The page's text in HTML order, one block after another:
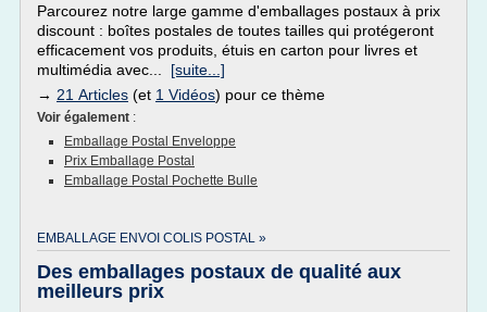
Parcourez notre large gamme d'emballages postaux à prix
discount : boîtes postales de toutes tailles qui protégeront
efficacement vos produits, étuis en carton pour livres et
multimédia avec... [suite...]
→ 21 Articles (et 1 Vidéos) pour ce thème
Voir également :
Emballage Postal Enveloppe
Prix Emballage Postal
Emballage Postal Pochette Bulle
EMBALLAGE ENVOI COLIS POSTAL »
Des emballages postaux de qualité aux
meilleurs prix